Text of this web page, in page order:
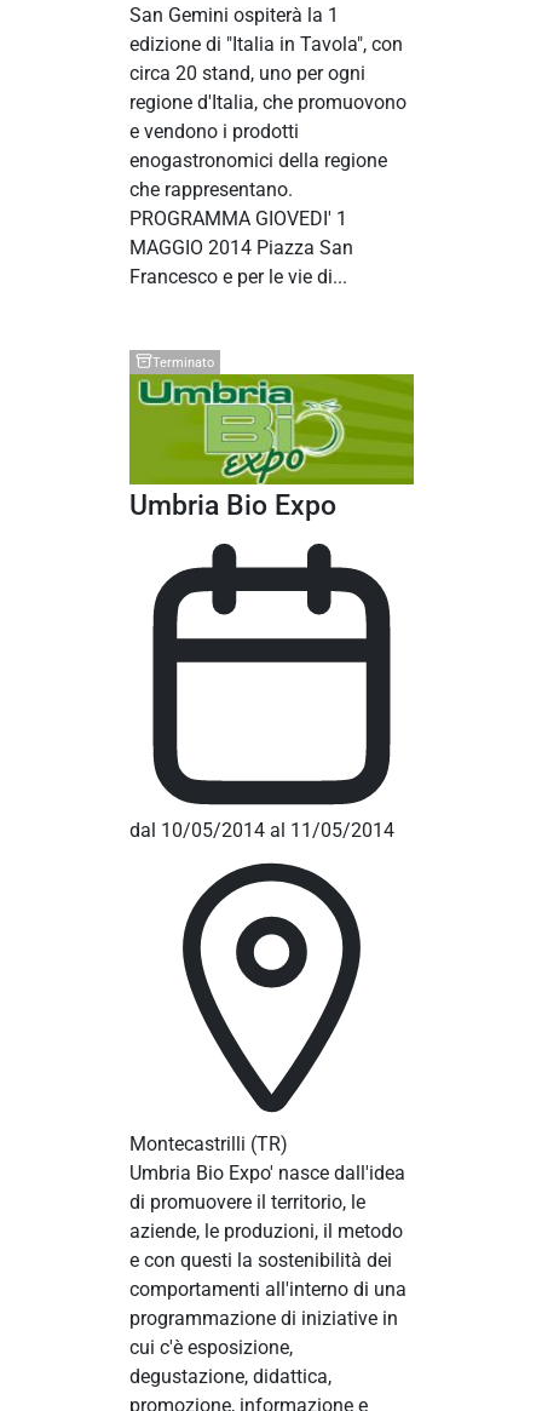
San Gemini ospiterà la 1
edizione di "Italia in Tavola", con
circa 20 stand, uno per ogni
regione d'Italia, che promuovono
e vendono i prodotti
enogastronomici della regione
che rappresentano.
PROGRAMMA GIOVEDI' 1
MAGGIO 2014 Piazza San
Francesco e per le vie di...
Terminato
Umbria Bio Expo
dal 10/05/2014 al 11/05/2014
Montecastrilli (TR)
Umbria Bio Expo' nasce dall'idea
di promuovere il territorio, le
aziende, le produzioni, il metodo
e con questi la sostenibilità dei
comportamenti all'interno di una
programmazione di iniziative in
cui c'è esposizione,
degustazione, didattica,
promozione, informazione e